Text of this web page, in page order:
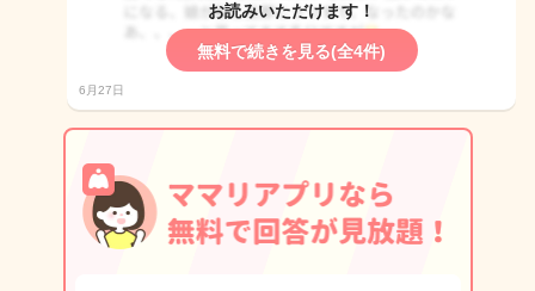
お読みいただけます！
無料で続きを見る(全4件)
6月27日